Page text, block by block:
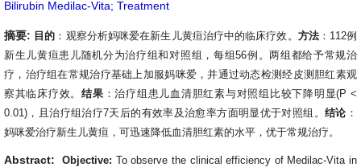
Bilirubin Medilac-Vita; Treatment
摘要: 目的 ：观察分析妈咪爱在新生儿黄疸治疗中的临床疗效。 方法： 112例
新生儿黄疸患儿随机分为治疗组和对照组，每组56例。两组都给予常规治
疗 ， 治疗组在常规治疗基础上加服妈咪爱，并通过动态检测经皮测胆红素观
察其临床疗效。结果 ：治疗组患儿血清胆红素与对照组比较下降明显(P<
0.01) ，且治疗组治疗7天后的有效率及治愈率方面明显优于对照组。 结论：
妈咪爱治疗新生儿黄疸，可迅速降低血清胆红素的水平，优于常规治疗。
Abstract: Objective: To observe the clinical efficiency of Medilac-Vita in